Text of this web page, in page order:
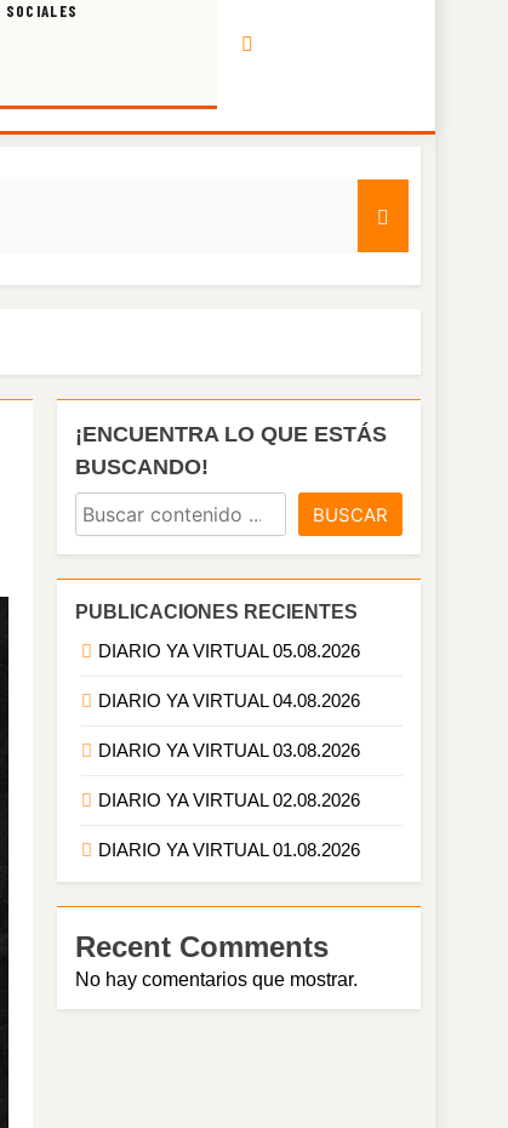
SOCIALES
¡ENCUENTRA LO QUE ESTÁS
BUSCANDO!
BUSCAR
PUBLICACIONES RECIENTES
DIARIO YA VIRTUAL 05.08.2026
DIARIO YA VIRTUAL 04.08.2026
DIARIO YA VIRTUAL 03.08.2026
DIARIO YA VIRTUAL 02.08.2026
DIARIO YA VIRTUAL 01.08.2026
Recent Comments
No hay comentarios que mostrar.